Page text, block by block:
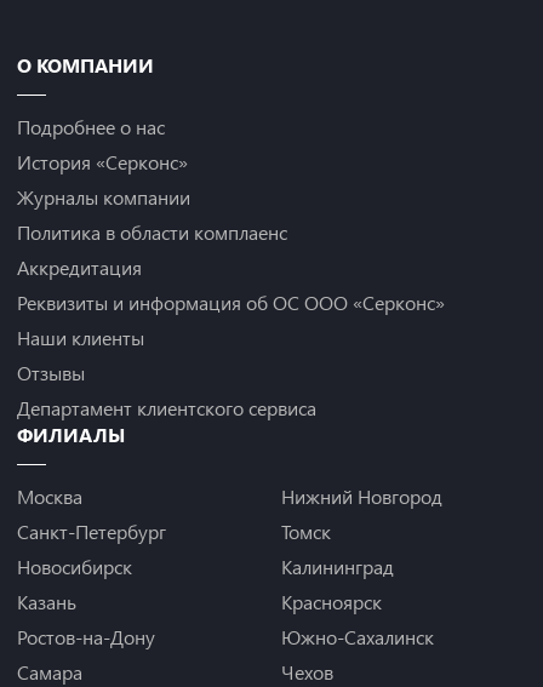
О КОМПАНИИ
Подробнее о нас
История «Серконс»
Журналы компании
Политика в области комплаенс
Аккредитация
Реквизиты и информация об ОС ООО «Серконс»
Наши клиенты
Отзывы
Департамент клиентского сервиса
ФИЛИАЛЫ
Москва
Санкт-Петербург
Новосибирск
Казань
Ростов-на-Дону
Самара
Нижний Новгород
Томск
Калининград
Красноярск
Южно-Сахалинск
Чехов